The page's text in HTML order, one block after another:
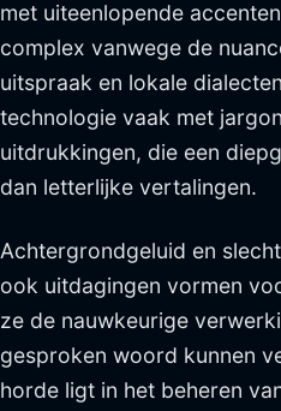
met uiteenlopende
complex vanwege de
uitspraak en lokale
technologie vaak met
uitdrukkingen, die een
dan letterlijke vertalingen.
Achtergrondgeluid en
ook uitdagingen vormen
ze de nauwkeurige
gesproken woord kunnen
horde ligt in het beheren